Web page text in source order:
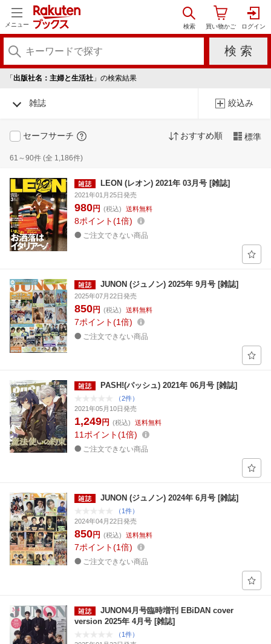
メニュー
「 出版社名：主婦と生活社 」の検索結果
雑誌 絞込み
セーフサーチ おすすめ順 標準
61～90件 (全 1,186件)
LEON (レオン) 2021年 03月号 [雑誌]
2021年01月25日発売
980円 (税込) 送料無料
8ポイント 1倍
ご注文できない商品
JUNON (ジュノン) 2025年 9月号 [雑誌]
2025年07月22日発売
850円 (税込) 送料無料
7ポイント 1倍
ご注文できない商品
PASH!(パッシュ) 2021年 06月号 [雑誌]
（2件）
2021年05月10日発売
1,249円 (税込) 送料無料
11 ポイント 1倍
ご注文できない商品
JUNON (ジュノン) 2024年 6月号 [雑誌]
（1件）
2024年04月22日発売
850円 (税込) 送料無料
7ポイント 1倍
ご注文できない商品
JUNON4月号臨時増刊 EBiDAN cover
version 2025年 4月号 [雑誌]
（1件）